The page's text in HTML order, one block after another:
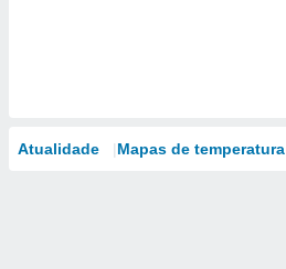
Atualidade Mapas de temperatura